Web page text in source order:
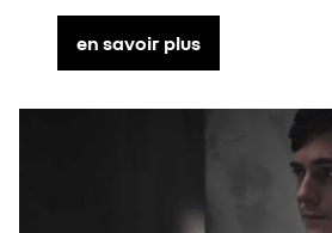
en savoir plus